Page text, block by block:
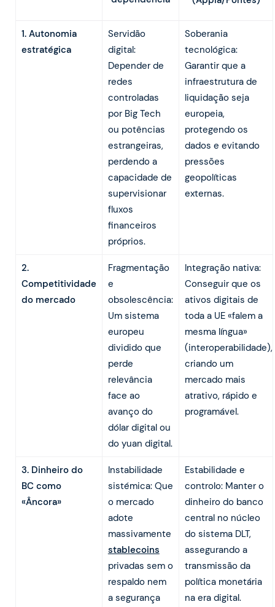
1. Autonomia
estratégica
Servidão
digital:
Depender de
redes
controladas
por Big Tech
ou potências
estrangeiras,
perdendo a
capacidade de
supervisionar
fluxos
financeiros
próprios.
Soberania
tecnológica:
Garantir que a
infraestrutura de
liquidação seja
europeia,
protegendo os
dados e evitando
pressões
geopolíticas
externas.
2.
Competitividade
do mercado
Fragmentação
e
obsolescência:
Um sistema
europeu
dividido que
perde
relevância
face ao
avanço do
dólar digital ou
do yuan digital.
Integração nativa:
Conseguir que os
ativos digitais de
toda a UE «falem a
mesma língua»
(interoperabilidade),
criando um
mercado mais
atrativo, rápido e
programável.
3. Dinheiro do
BC como
«Âncora»
Instabilidade
sistémica: Que
o mercado
adote
massivamente
stablecoins
privadas sem o
respaldo nem
a segurança
Estabilidade e
controlo: Manter o
dinheiro do banco
central no núcleo
do sistema DLT,
assegurando a
transmissão da
política monetária
na era digital.